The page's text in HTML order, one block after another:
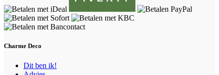
Charme Deco
Dit ben ik!